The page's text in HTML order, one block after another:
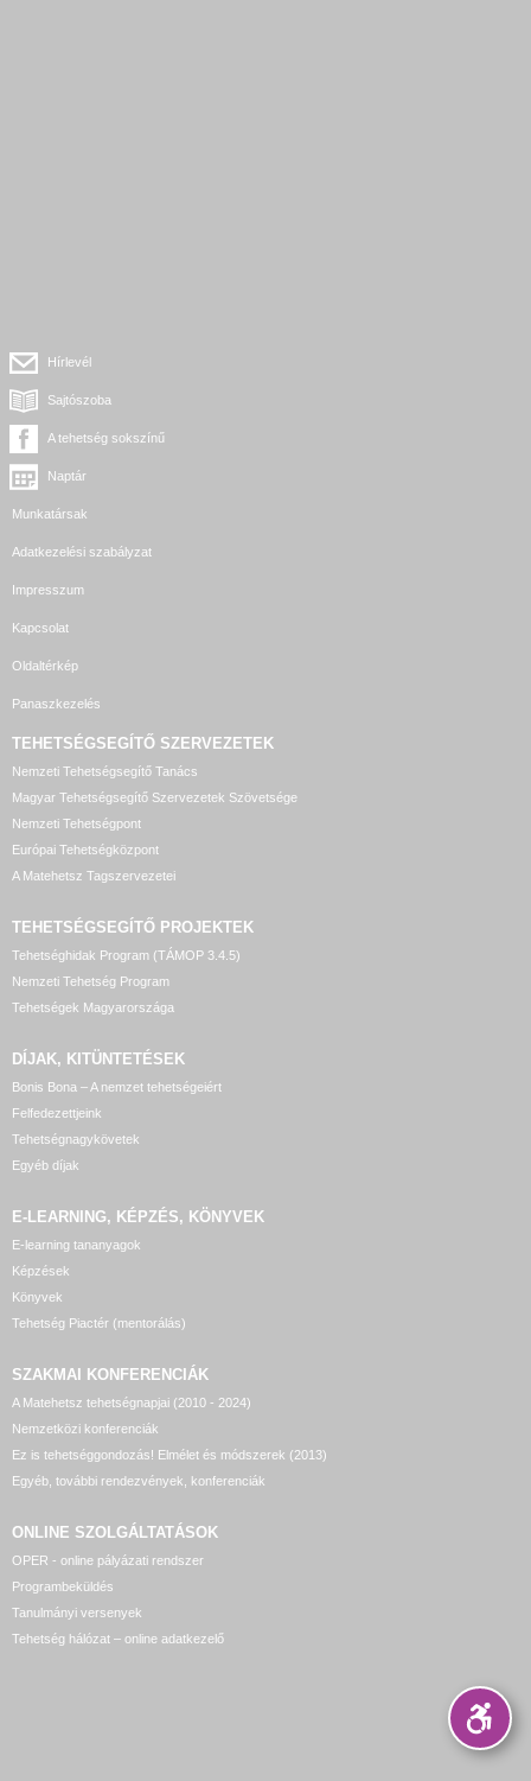
Hírlevél
Sajtószoba
A tehetség sokszínű
Naptár
Munkatársak
Adatkezelési szabályzat
Impresszum
Kapcsolat
Oldaltérkép
Panaszkezelés
TEHETSÉGSEGÍTŐ SZERVEZETEK
Nemzeti Tehetségsegítő Tanács
Magyar Tehetségsegítő Szervezetek Szövetsége
Nemzeti Tehetségpont
Európai Tehetségközpont
A Matehetsz Tagszervezetei
TEHETSÉGSEGÍTŐ PROJEKTEK
Tehetséghidak Program (TÁMOP 3.4.5)
Nemzeti Tehetség Program
Tehetségek Magyarországa
DÍJAK, KITÜNTETÉSEK
Bonis Bona – A nemzet tehetségeiért
Felfedezettjeink
Tehetségnagykövetek
Egyéb díjak
E-LEARNING, KÉPZÉS, KÖNYVEK
E-learning tananyagok
Képzések
Könyvek
Tehetség Piactér (mentorálás)
SZAKMAI KONFERENCIÁK
A Matehetsz tehetségnapjai (2010 - 2024)
Nemzetközi konferenciák
Ez is tehetséggondozás! Elmélet és módszerek (2013)
Egyéb, további rendezvények, konferenciák
ONLINE SZOLGÁLTATÁSOK
OPER - online pályázati rendszer
Programbeküldés
Tanulmányi versenyek
Tehetség hálózat – online adatkezelő